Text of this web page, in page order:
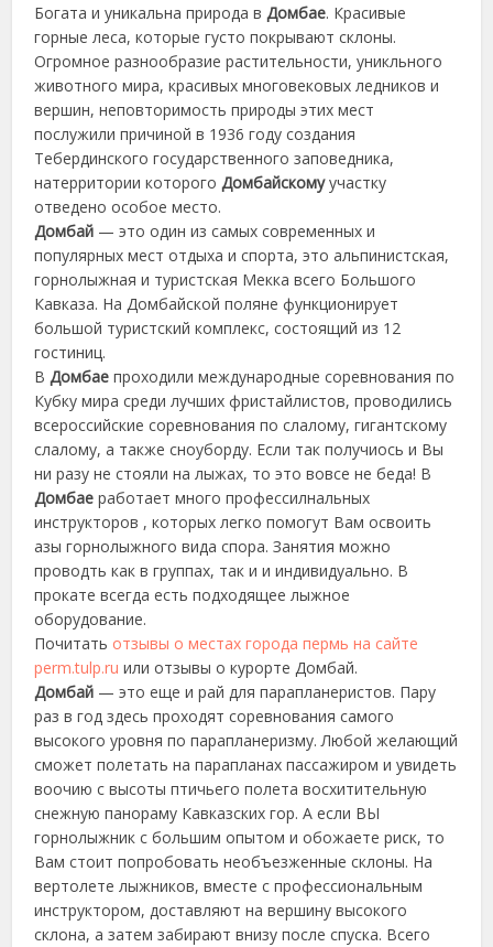
Богата и уникальна природа вДомбае. Красивые
горные леса, которые густо покрывают склоны.
Огромное разнообразие растительности, уникльного
животного мира, красивых многовековых ледников и
вершин, неповторимость природы этих мест
послужили причиной в 1936 году создания
Тебердинского государственного заповедника,
натерритории которогоДомбайскомуучастку
отведено особое место.
Домбай — это один из самых современных и
популярных мест отдыха и спорта, это альпинистская,
горнолыжная и туристская Мекка всего Большого
Кавказа. На Домбайской поляне функционирует
большой туристский комплекс, состоящий из 12
гостиниц.
ВДомбае проходили международные соревнования по
Кубку мира среди лучших фристайлистов, проводились
всероссийские соревнования по слалому, гигантскому
слалому, а также сноуборду. Если так получиось и Вы
ни разу не стояли на лыжах, то это вовсе не беда! В
Домбае работает много профессилнальных
инструкторов , которых легко помогут Вам освоить
азы горнолыжного вида спора. Занятия можно
проводть как в группах, так и и индивидуально. В
прокате всегда есть подходящее лыжное
оборудование.
Почитать отзывы о местах города пермь на сайте
perm.tulp.ru или отзывы о курорте Домбай.
Домбай — это еще и рай для парапланеристов. Пару
раз в год здесь проходят соревнования самого
высокого уровня по парапланеризму. Любой желающий
сможет полетать на парапланах пассажиром и увидеть
воочию с высоты птичьего полета восхитительную
снежную панораму Кавказских гор. А если ВЫ
горнолыжник с большим опытом и обожаете риск, то
Вам стоит попробовать необъезженные склоны. На
вертолете лыжников, вместе с профессиональным
инструктором, доставляют на вершину высокого
склона, а затем забирают внизу после спуска. Всего